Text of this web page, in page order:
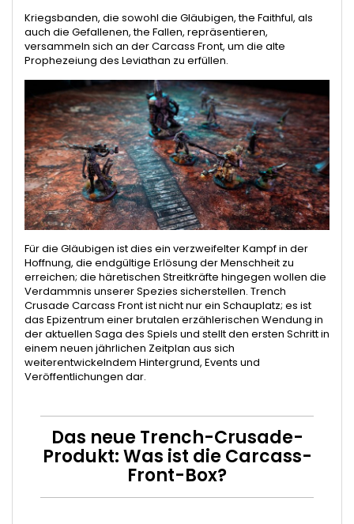
Kriegsbanden, die sowohl die Gläubigen, the Faithful, als
auch die Gefallenen, the Fallen, repräsentieren,
versammeln sich an der Carcass Front, um die alte
Prophezeiung des Leviathan zu erfüllen.
Für die Gläubigen ist dies ein verzweifelter Kampf in der
Hoffnung, die endgültige Erlösung der Menschheit zu
erreichen; die häretischen Streitkräfte hingegen wollen die
Verdammnis unserer Spezies sicherstellen. Trench
Crusade Carcass Front ist nicht nur ein Schauplatz; es ist
das Epizentrum einer brutalen erzählerischen Wendung in
der aktuellen Saga des Spiels und stellt den ersten Schritt in
einem neuen jährlichen Zeitplan aus sich
weiterentwickelndem Hintergrund, Events und
Veröffentlichungen dar.
Das neue Trench-Crusade-
Produkt: Was ist die Carcass-
Front-Box?